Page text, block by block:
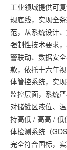
工业领域提供可
规底线，实现全
范，从系统设计
强制性技术要求
警联动、数据安
款，依托十六年
体管控系统，实
监控层面，系统
对储罐区液位、
持高低 / 高高 / 低
体检测系统（
完全符合国标，